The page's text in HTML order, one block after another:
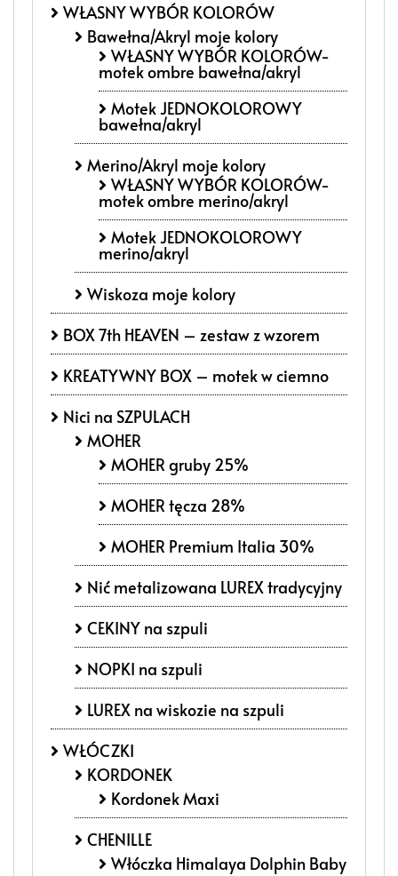
WŁASNY WYBÓR KOLORÓW
Bawełna/Akryl moje kolory
WŁASNY WYBÓR KOLORÓW-
motek ombre bawełna/akryl
Motek JEDNOKOLOROWY
bawełna/akryl
Merino/Akryl moje kolory
WŁASNY WYBÓR KOLORÓW-
motek ombre merino/akryl
Motek JEDNOKOLOROWY
merino/akryl
Wiskoza moje kolory
BOX 7th HEAVEN – zestaw z wzorem
KREATYWNY BOX – motek w ciemno
Nici na SZPULACH
MOHER
MOHER gruby 25%
MOHER tęcza 28%
MOHER Premium Italia 30%
Nić metalizowana LUREX tradycyjny
CEKINY na szpuli
NOPKI na szpuli
LUREX na wiskozie na szpuli
WŁÓCZKI
KORDONEK
Kordonek Maxi
CHENILLE
Włóczka Himalaya Dolphin Baby